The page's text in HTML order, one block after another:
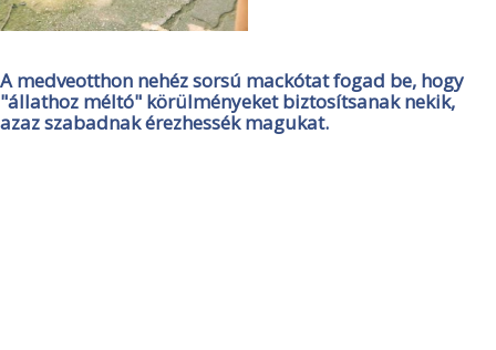
A medveotthon nehéz sorsú mackótat fogad be, hogy
"állathoz méltó" körülményeket biztosítsanak nekik,
azaz szabadnak érezhessék magukat.